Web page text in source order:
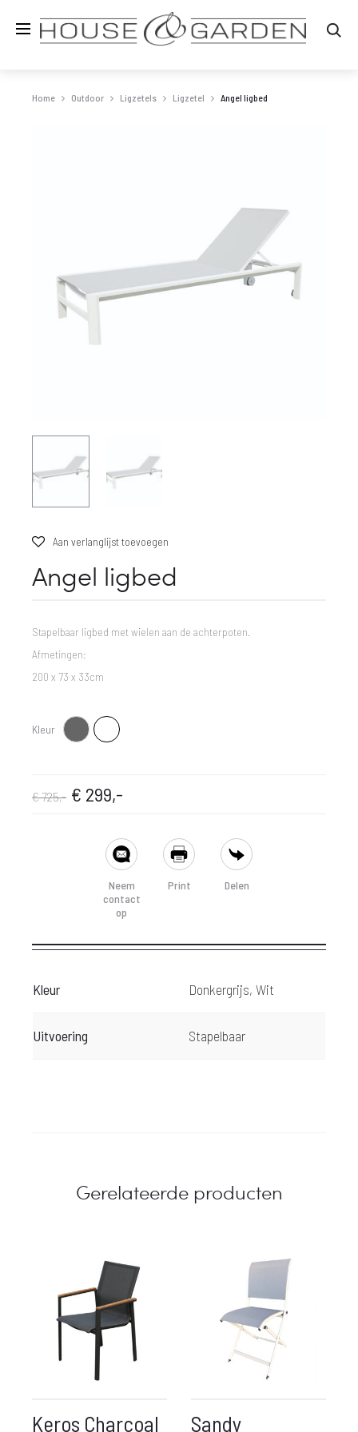
Home Outdoor Ligzetels Ligzetel Angel ligbed
Aan verlanglijst toevoegen
Angel ligbed
Stapelbaar ligbed met wielen aan de achterpoten.
Afmetingen:
200 x 73 x 33cm
Kleur
Donkergrijs
Wit
€725,- Oorspronkelijke
€ 725,-.
€ 299,-
is:
€ 299,-.
Neem
contact
op
Print Delen
Kleur Donkergrijs, Wit
Uitvoering Stapelbaar
Gerelateerde producten
Keros Charcoal
Sandy